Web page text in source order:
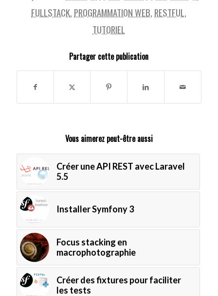
FULLSTACK, PROGRAMMATION WEB, RESTFUL,
TUTORIEL
Partager cette publication
Vous aimerez peut-être aussi
Créer une API REST avec Laravel
5.5
Installer Symfony 3
Focus stacking en
macrophotographie
Créer des fixtures pour faciliter
les tests